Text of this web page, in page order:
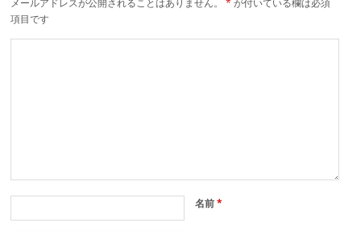
メールアドレスが公開されることはありません。 * が付いている欄は必須
項目です
名前*